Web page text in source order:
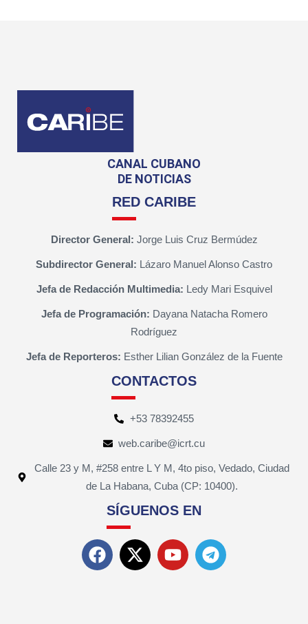
CANAL CUBANO
DE NOTICIAS
RED CARIBE
Director General: Jorge Luis Cruz Bermúdez
Subdirector General: Lázaro Manuel Alonso Castro
Jefa de Redacción Multimedia: Ledy Mari Esquivel
Jefa de Programación: Dayana Natacha Romero
Rodríguez
Jefa de Reporteros: Esther Lilian González de la Fuente
CONTACTOS
+53 78392455
web.caribe@icrt.cu
Calle 23 y M, #258 entre L Y M, 4to piso, Vedado, Ciudad
de La Habana, Cuba (CP: 10400).
SÍGUENOS EN